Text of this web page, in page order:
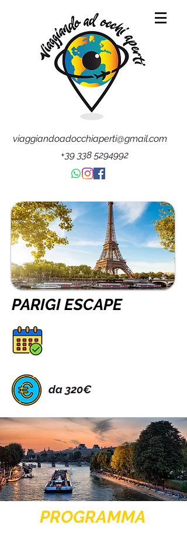
viaggiandoadocchiaperti@gmail.com
+39 338 5294992
PARIGI ESCAPE
da 320€
PROGRAMMA